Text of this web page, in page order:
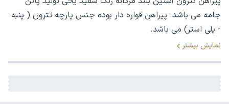
جامه می باشد. پیراهن قواره دار بوده جنس پارچه تترون ( پنبه
- پلی استر) می باشد.
نمایش بیشتر